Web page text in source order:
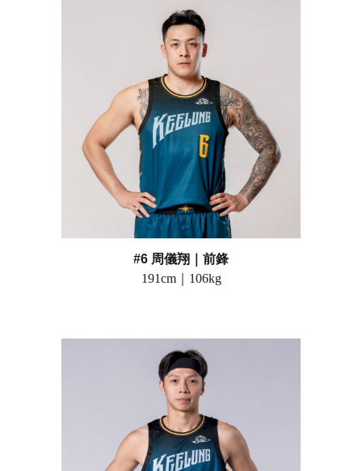
#6 周儀翔
｜前鋒
191cm｜ 106kg